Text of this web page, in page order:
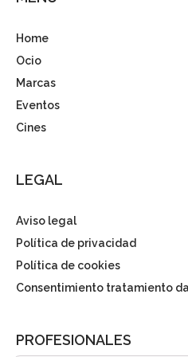
Home
Ocio
Marcas
Eventos
Cines
LEGAL
Aviso legal
Política de privacidad
Política de cookies
Consentimiento tratamiento
PROFESIONALES